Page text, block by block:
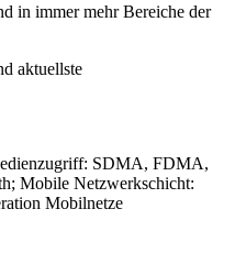
in immer mehr Bereiche der
aktuellste
SDMA, FDMA,
Mobile Netzwerkschicht:
Mobilnetze